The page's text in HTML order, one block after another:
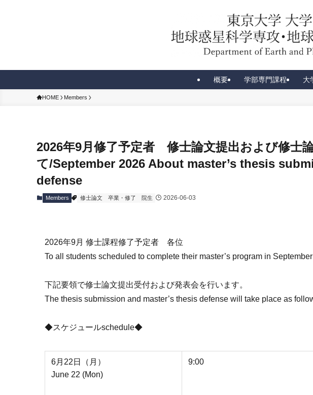
概要 学部専門課程 大
HOME Members
2026年9月修了予定者 修士論文提出および修士
て/September 2026 About master’s thesis
defense
Members 修士論文 卒業・修了 院生 2026-06-03
2026年9月 修士課程修了予定者 各位
To all students scheduled to complete their master’s program in
下記要領で修士論文提出受付および発表会を行います。
The thesis submission and master’s thesis defense will take place as
◆スケジュールschedule◆
6月22日（月）
June 22 (Mon)
9:00